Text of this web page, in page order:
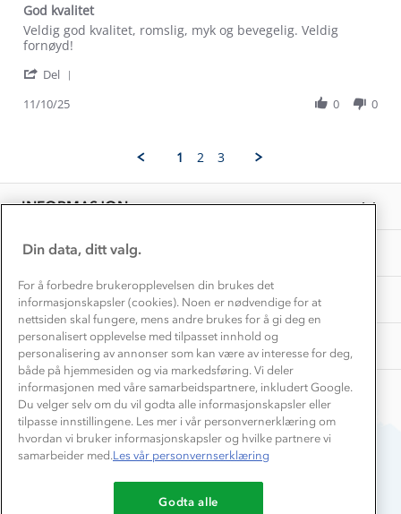
God kvalitet
Review
by
N.
11
review
stating
kvalitet
Veldig god kvalitet, romslig, myk og bevegelig. Veldig
fornøyd!
Del
11
2025
11/10/25 0 0
1 2 3
INFORMASJON
Kontakt oss
Konkurransevinnere
Kundeklubb
Bedrift, barnehage og SFO
Presse
OM OSS
Dyreetikk
1% til samfunnet
Samarbeide med oss?
TIPS OG RÅD
Dette trenger du til barnehagen
Gravidklær
Hvordan velge riktig turtøy?
Store størrelser
Turmat oppskrifter
Beredskap
AKTIVITETER
Norgesferie 🇳🇴
Få turinspirasjon og tips her⛰
Overnatte utendørs⛺
Leirskole 🥾
Barnehageansatt
Tips til hyttetur
Du betaler enkelt med
Din data, ditt valg.
For å forbedre brukeropplevelsen din brukes det
informasjonskapsler (cookies). Noen er nødvendige for at
nettsiden skal fungere, mens andre brukes for å gi deg en
personalisert opplevelse med tilpasset innhold og
personalisering av annonser som kan være av interesse for deg,
både på hjemmesiden og via markedsføring. Vi deler
informasjonen med våre samarbeidspartnere, inkludert Google.
Du velger selv om du vil godta alle informasjonskapsler eller
tilpasse innstillingene. Les mer i vår personvernerklæring om
hvordan vi bruker informasjonskapsler og hvilke partnere vi
samarbeider med.Les vår personvernserklæring
Godta alle